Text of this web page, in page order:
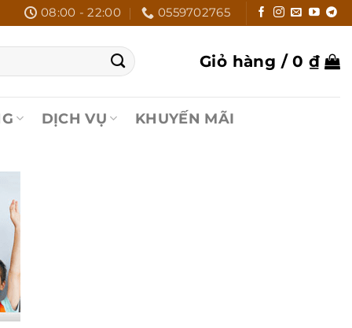
08:00 - 22:00 0559702765
Giỏ hàng /0₫
DỊCH VỤ KHUYẾN MÃI